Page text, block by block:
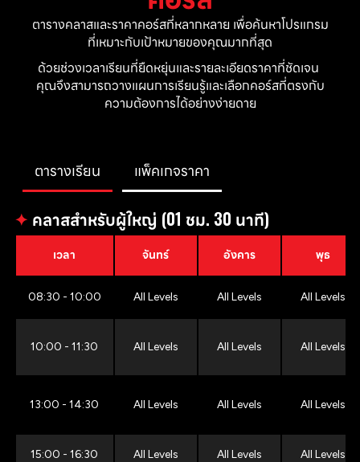
ตารางคลาสและราคาคอร์สที่หลากหลาย เพื่อค้นหาโปรแกรม
ที่เหมาะกับเป้าหมายของคุณมากที่สุด
ด้วยช่วงเวลาเรียนที่ยืดหยุ่นและรายละเอียดราคาที่ชัดเจน
คุณจึงสามารถวางแผนการเรียนรู้และเลือกคอร์สที่ตรงกับ
ความต้องการได้อย่างง่ายดาย
ตารางเรียน แพ็คเกจราคา
✦ คลาสสำหรับผู้ใหญ่ (01 ชม. 30 นาที)
เวลา จันทร์ อังคาร พุธ
08:30 - 10:00 All Levels All Levels All Levels
10:00 - 11:30 All Levels All Levels All Levels
13:00 - 14:30 All Levels All Levels All Levels
15:00 - 16:30 All Levels All Levels All Levels